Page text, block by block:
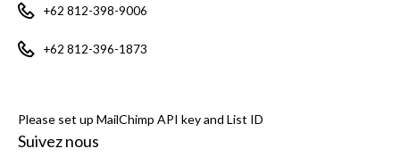
+62 812-398-9006
+62 812-396-1873
Please set up MailChimp API key and List ID
Suivez nous